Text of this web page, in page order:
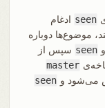
seen ادغام
موضوع‌ها دوباره
و seen سپس از
master
می‌شود و seen